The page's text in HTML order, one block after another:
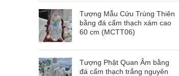
Tượng Mẫu Cửu Trùng Thiên
bằng đá cẩm thạch xám cao
60 cm (MCTT06)
Tượng Phật Quan Âm bằng
đá cẩm thạch trắng nguyên